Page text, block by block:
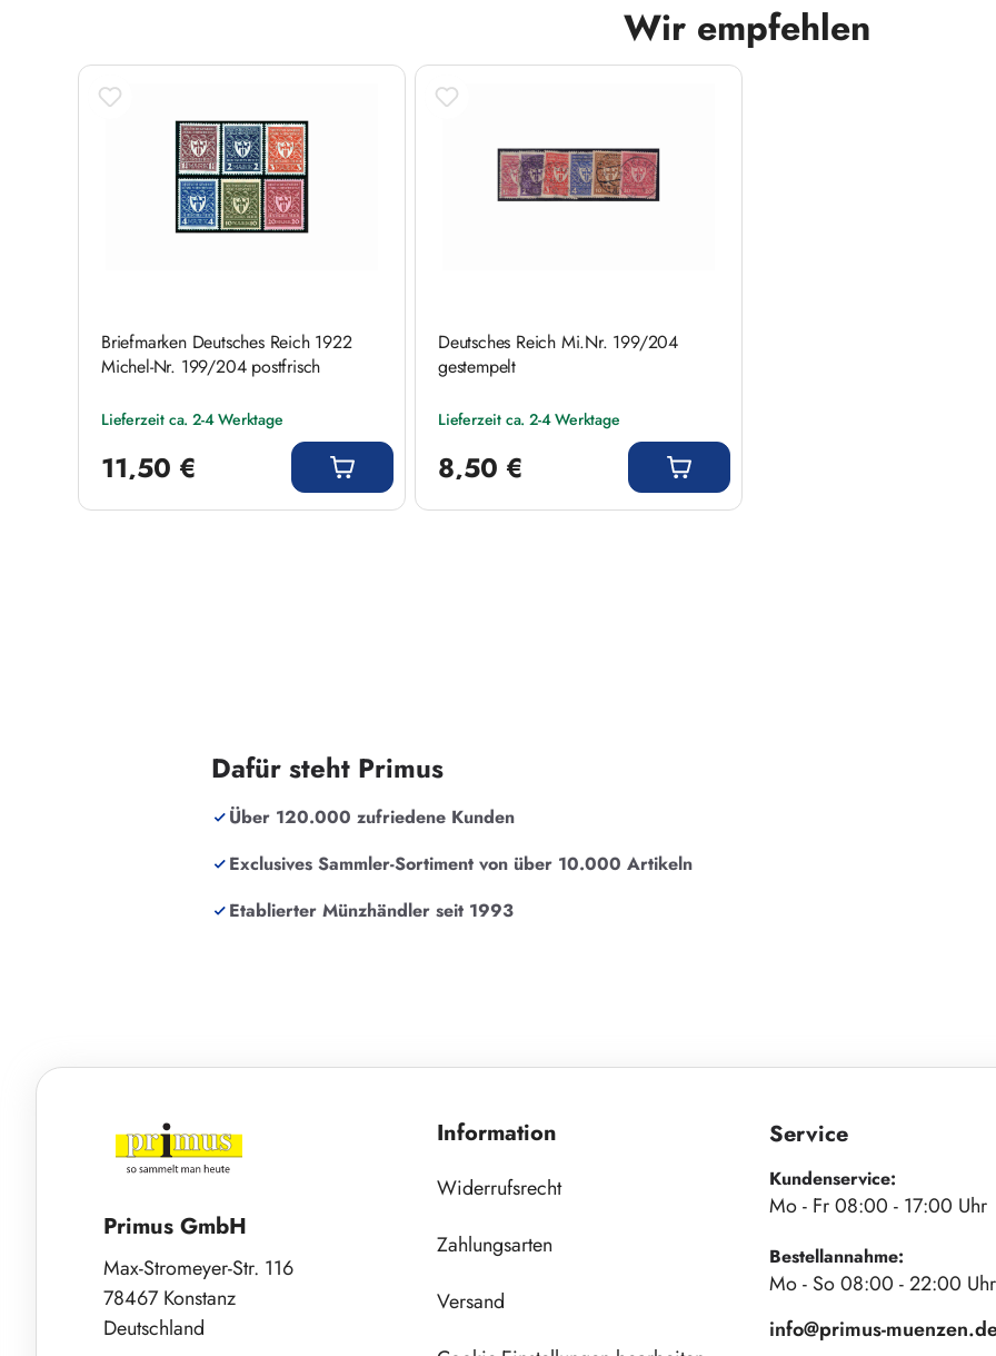
Wir empfehlen
Produktgalerie überspringen
Briefmarken Deutsches Reich 1922
Michel-Nr. 199/204 postfrisch
Lieferzeit ca. 2-4 Werktage
11,50 €
Deutsches Reich Mi.Nr. 199/204
gestempelt
Lieferzeit ca. 2-4 Werktage
8,50 €
Dafür steht Primus
Über 120.000 zufriedene Kunden
Exclusives Sammler-Sortiment von über 10.000 Artikeln
Etablierter Münzhändler seit 1993
Primus GmbH
Max-Stromeyer-Str. 116
78467 Konstanz
Deutschland
Information
Widerrufsrecht
Zahlungsarten
Versand
Service
Kundenservice:
Mo - Fr 08:00 - 17:00 Uhr
Bestellannahme:
Mo - So 08:00 - 22:00 Uhr
info@primus-